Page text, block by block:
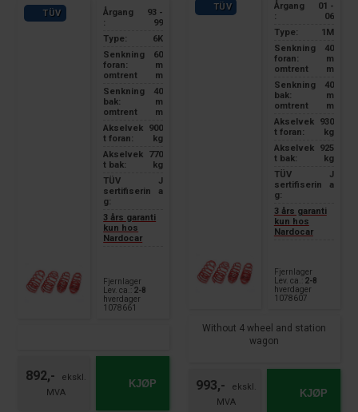
TÜV
Årgang
:
93 -
99
Type:
6K
Senkning
foran:
omtrent
60
m
m
Senkning
bak:
omtrent
40
m
m
Akselvek
t foran:
900
kg
Akselvek
t bak:
770
kg
TÜV
sertifiserin
g:
J
a
3 års garanti
kun hos
Nardocar
Fjernlager
Lev. ca.: 2-8
hverdager
1078661
892,- KJØP
TÜV
Årgang
:
01 -
06
Type:
1M
Senkning
foran:
omtrent
40
m
m
Senkning
bak:
omtrent
40
m
m
Akselvek
t foran:
930
kg
Akselvek
t bak:
925
kg
TÜV
sertifiserin
g:
J
a
3 års garanti
kun hos
Nardocar
Fjernlager
Lev. ca.: 2-8
hverdager
1078607
Without 4 wheel and station
wagon
993,- KJØP